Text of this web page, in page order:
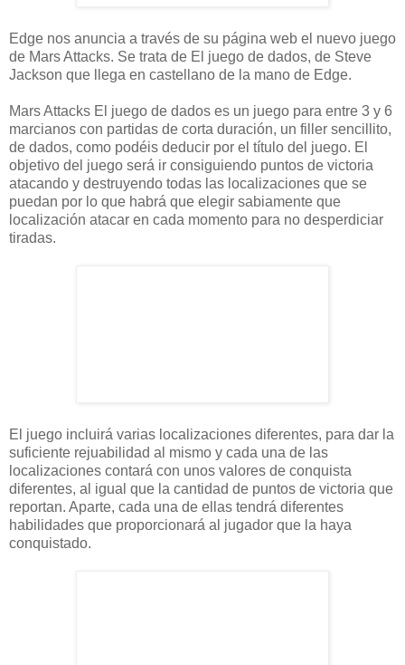
Edge nos anuncia a través de su página web el nuevo juego
de Mars Attacks. Se trata de El juego de dados, de Steve
Jackson que llega en castellano de la mano de Edge.
Mars Attacks El juego de dados es un juego para entre 3 y 6
marcianos con partidas de corta duración, un filler sencillito,
de dados, como podéis deducir por el título del juego. El
objetivo del juego será ir consiguiendo puntos de victoria
atacando y destruyendo todas las localizaciones que se
puedan por lo que habrá que elegir sabiamente que
localización atacar en cada momento para no desperdiciar
tiradas.
El juego incluirá varias localizaciones diferentes, para dar la
suficiente rejuabilidad al mismo y cada una de las
localizaciones contará con unos valores de conquista
diferentes, al igual que la cantidad de puntos de victoria que
reportan. Aparte, cada una de ellas tendrá diferentes
habilidades que proporcionará al jugador que la haya
conquistado.